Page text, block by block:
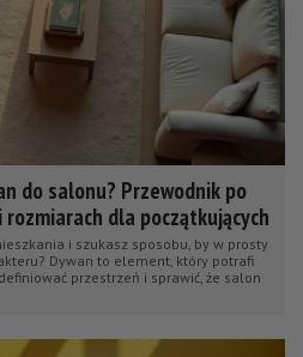
do salonu? Przewodnik po
dla początkujących
i szukasz sposobu, by w prosty
Dywan to element, który potrafi
przestrzeń i sprawić, że salon